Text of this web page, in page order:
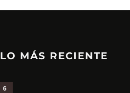
LO MÁS RECIENTE
6